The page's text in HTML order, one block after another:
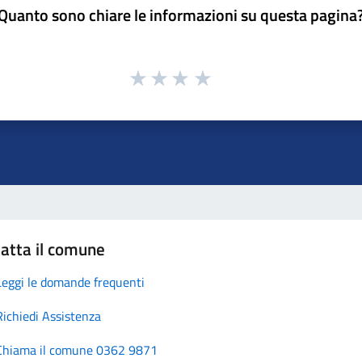
sono chiare le informazioni su questa
il comune
le domande frequenti
Assistenza
il comune 0362 9871